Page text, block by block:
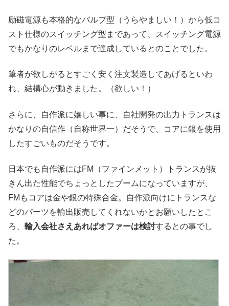
励磁電源も本格的なバルブ型（うらやましい！）から低コ
スト仕様のスイッチング型まであって、スイッチング電源
でもかなりのレベルまで達成しているとのことでした。
筆者が欲しがるとすごく安く注文製造してあげるといわ
れ、結構心が動きました。（欲しい！）
さらに、自作派に嬉しい事に、自社開発の出力トランスは
かなりの自信作（自称世界一）だそうで、コアに銀を使用
したすごいものだそうです。
日本でも自作派にはFM（ファインメット）トランスが抜
きん出た性能でちょっとしたブームになっていますが、
FMもコアは金や銀の特殊合金。自作派向けにトランスな
どのパーツを輸出販売してくれないかとお願いしたとこ
ろ、 輸入会社さえあればオファーは検討するとの事でし
た。